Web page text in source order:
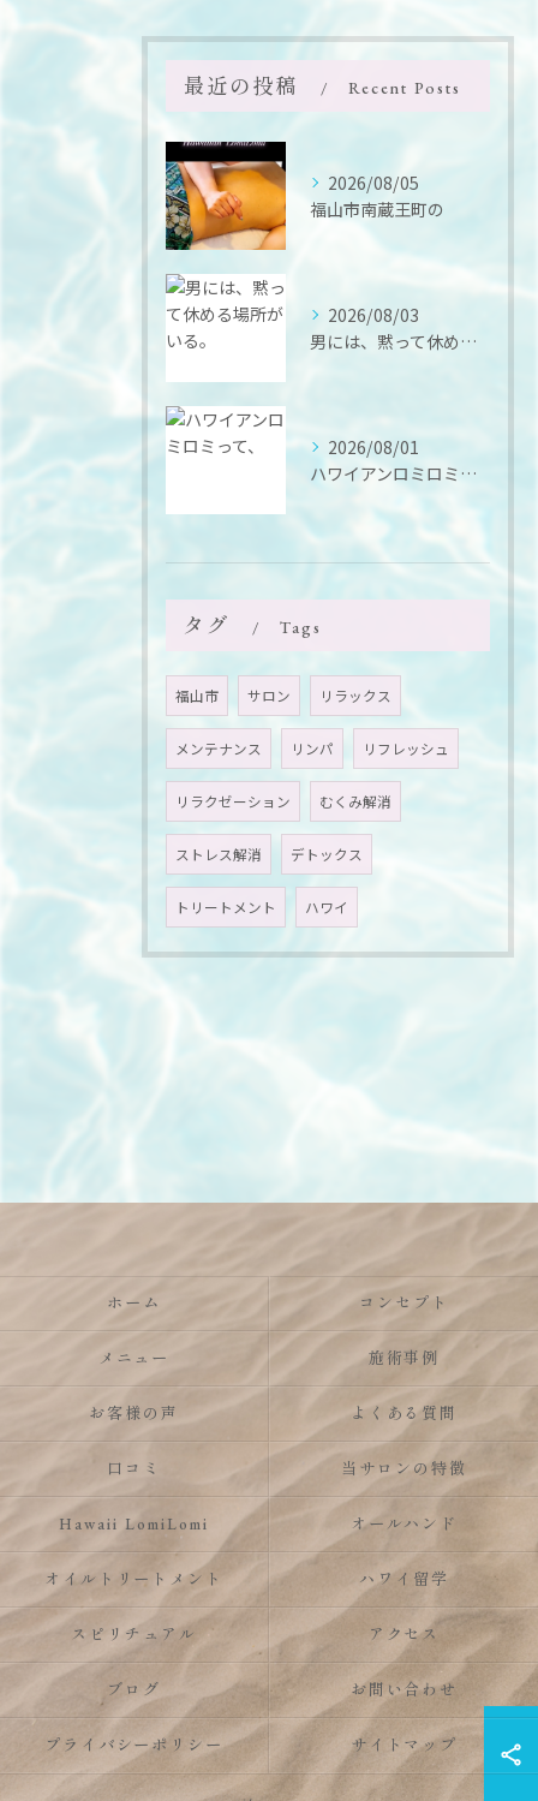
最近の投稿 Recent Posts
2026/08/05
福山市南蔵王町の
2026/08/03
男には、黙って休める場所がいる。
2026/08/01
ハワイアンロミロミって、
タグ Tags
福山市 サロン リラックス
メンテナンス リンパ リフレッシュ
リラクゼーション むくみ解消
ストレス解消 デトックス
トリートメント ハワイ
ホーム コンセプト
メニュー 施術事例
お客様の声 よくある質問
口コミ 当サロンの特徴
Hawaii LomiLomi オールハンド
オイルトリートメント ハワイ留学
スピリチュアル アクセス
ブログ お問い合わせ
プライバシーポリシー サイトマップ